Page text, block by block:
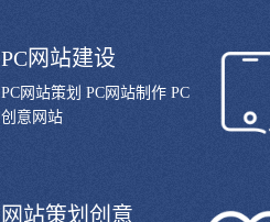
PC网站建设
PC网站策划 PC网站制作 PC
创意网站
网站策划创意